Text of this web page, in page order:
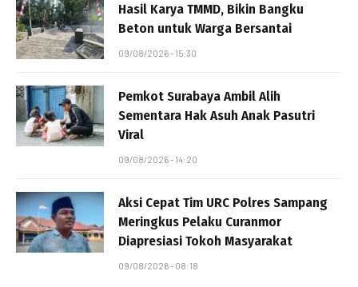
Hasil Karya TMMD, Bikin Bangku
Beton untuk Warga Bersantai
09/08/2026 - 15:30
Pemkot Surabaya Ambil Alih
Sementara Hak Asuh Anak Pasutri
Viral
09/08/2026 - 14:20
Aksi Cepat Tim URC Polres Sampang
Meringkus Pelaku Curanmor
Diapresiasi Tokoh Masyarakat
09/08/2026 - 08:18